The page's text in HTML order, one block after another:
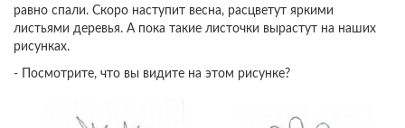
равно спали. Скоро наступит весна, расцветут яркими
листьями деревья. А пока такие листочки вырастут на наших
рисунках.
- Посмотрите, что вы видите на этом рисунке?